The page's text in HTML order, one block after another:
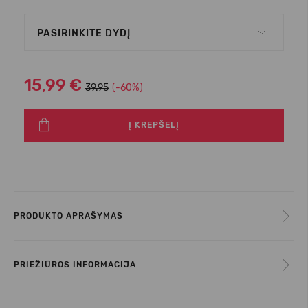
PASIRINKITE DYDĮ
15,99 € 39.95 (-60%)
Į KREPŠELĮ
PRODUKTO APRAŠYMAS
PRIEŽIŪROS INFORMACIJA